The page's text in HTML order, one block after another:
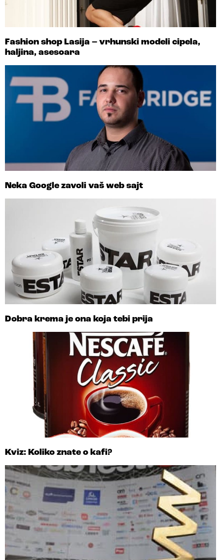
Fashion shop Lasija – vrhunski modeli cipela,
haljina, asesoara
Neka Google zavoli vaš web sajt
Dobra krema je ona koja tebi prija
Kviz: Koliko znate o kafi?